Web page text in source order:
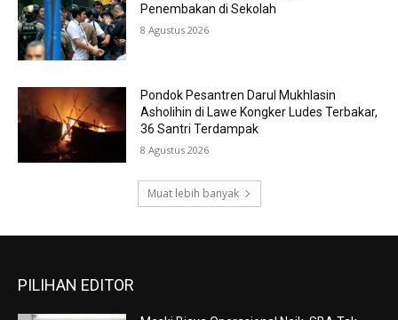
Penembakan di Sekolah
8 Agustus 2026
Pondok Pesantren Darul Mukhlasin
Asholihin di Lawe Kongker Ludes Terbakar,
36 Santri Terdampak
8 Agustus 2026
Muat lebih banyak
PILIHAN EDITOR